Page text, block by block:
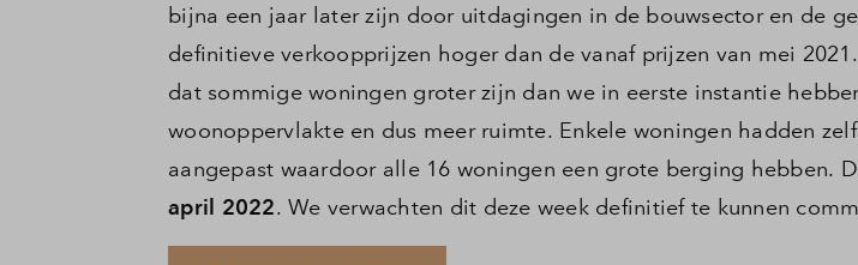
bijna een jaar later zijn door uitdagingen in de bouwsector en de
definitieve verkoopprijzen hoger dan de vanaf prijzen van mei
dat sommige woningen groter zijn dan we in eerste instantie
woonoppervlakte en dus meer ruimte. Enkele woningen hadden
aangepast waardoor alle 16 woningen een grote berging hebben.
april 2022. We verwachten dit deze week definitief te kunnen